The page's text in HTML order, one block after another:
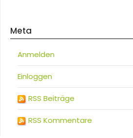
Meta
Anmelden
Einloggen
RSS Beiträge
RSS Kommentare